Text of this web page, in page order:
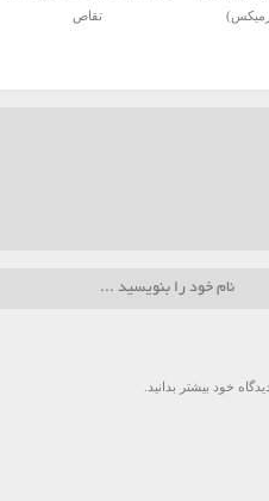
تقاص
خود بیشتر بدانید.